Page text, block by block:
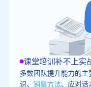
课堂培训补不上实
多数团队提升能力的
识、 销售方法、应对